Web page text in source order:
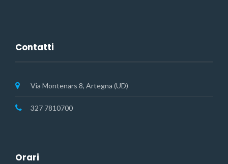
Contatti
Via Montenars 8, Artegna (UD)
327 7810700
Orari